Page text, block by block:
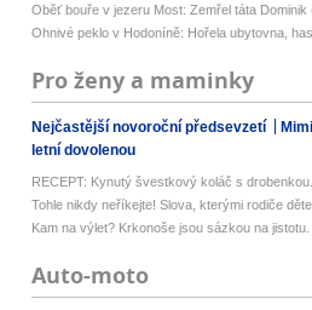
Oběť bouře v jezeru Most: Zemřel táta Dominik
Ohnivé peklo v Hodoníně: Hořela ubytovna,
Pro ženy a maminky
Nejčastější novoroční předsevzetí
letní dovolenou
RECEPT: Kynutý švestkový koláč s
Tohle nikdy neříkejte! Slova, kterými rodiče
Kam na výlet? Krkonoše jsou sázkou na jistotu.
Auto-moto